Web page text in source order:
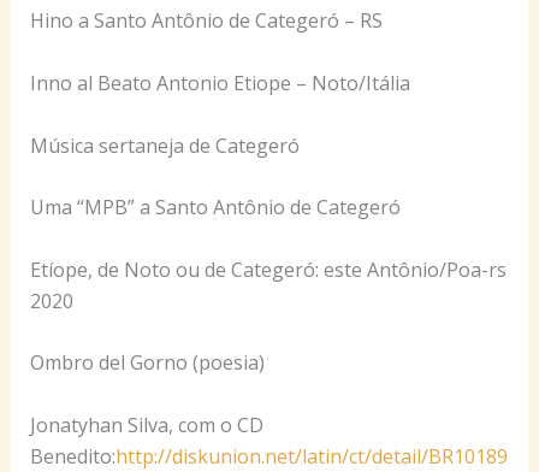
Hino a Santo Antônio de Categeró – RS
Inno al Beato Antonio Etiope – Noto/Itália
Música sertaneja de Categeró
Uma “MPB” a Santo Antônio de Categeró
Etíope, de Noto ou de Categeró: este Antônio/Poa-rs
2020
Ombro del Gorno (poesia)
Jonatyhan Silva, com o CD
Benedito:http://diskunion.net/latin/ct/detail/BR10189